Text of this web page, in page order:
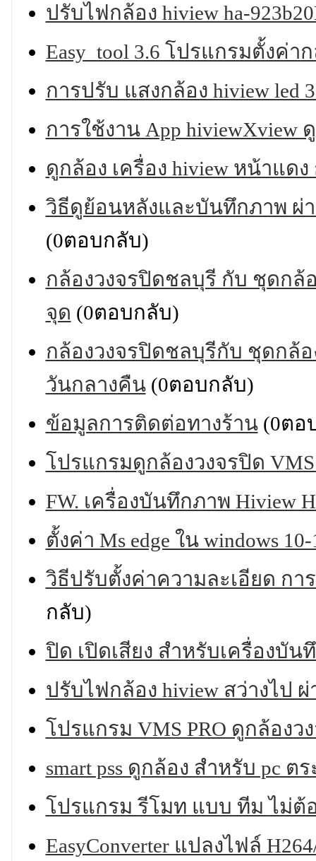
ปรับไฟกล้อง hiview ha-
Easy_tool 3.6 โปรแกรมตั้งค่า
การปรับ แสงกล้อง hiview led
การใช้งาน App hiviewXview
ดูกล้อง เครื่อง hiview หน้าแด
วิธีดูย้อนหลังและบันทึกภาพ ผ่
(0ตอบกลับ)
กล้องวงจรปิดชลบุรี กับ ชุดกล้
จุด (0ตอบกลับ)
กล้องวงจรปิดชลบุรีกับ ชุดกล้อ
วันกลางคืน(0ตอบกลับ)
ข้อมูลการติดต่อทางร้าน(0ตอ
โปรแกรมดูกล้องวงจรปิด
FW. เครื่องบันทึกภาพ Hiview
ตั้งค่า Ms edge ใน windows
วิธีปรับตั้งค่าความละเอียด กา
กลับ)
ปิด เปิดเสียง สำหรับเครื่องบัน
ปรับไฟกล้อง hiview สว่างไป
โปรแกรม VMS PRO ดูกล้องว
smart pss ดูกล้อง สำหรับ pc ตร
โปรแกรม รีโมท แบบ ทีม ไม่ต้
EasyConverter แปลงไฟล์